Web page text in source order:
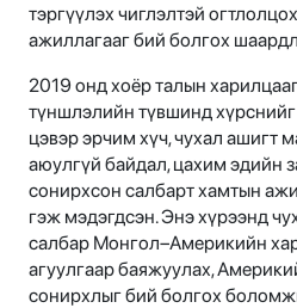
тэргүүлэх чиглэлтэй
ажиллагааг бий болгох
2019 онд хоёр талын
түншлэлийн түвшинд хүрснийг
цэвэр эрчим хүч, чухал ашигт
аюулгүй байдал, цахим эдийн
сонирхсон салбарт хамтын
гэж мэдэгдсэн. Энэ хүрээнд
салбар Монгол–Америкийн
агуулгаар баяжуулах,
сонирхлыг бий болгох